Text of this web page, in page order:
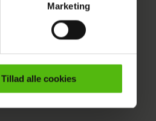
indhold til dig.
Vi indsamler data
Marketing
Tillad alle cookies
jeg
sig.